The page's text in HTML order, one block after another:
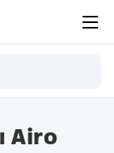
Airo